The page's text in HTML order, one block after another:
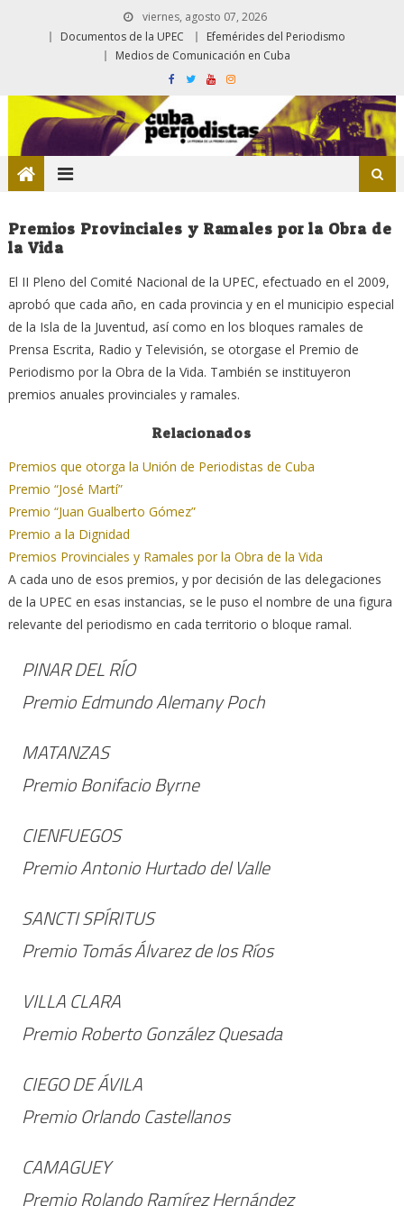
viernes, agosto 07, 2026
Documentos de la UPEC
Efemérides del Periodismo
Medios de Comunicación en Cuba
Premios Provinciales y Ramales por la Obra de
la Vida
El II Pleno del Comité Nacional de la UPEC, efectuado en el 2009,
aprobó que cada año, en cada provincia y en el municipio especial
de la Isla de la Juventud, así como en los bloques ramales de
Prensa Escrita, Radio y Televisión, se otorgase el Premio de
Periodismo por la Obra de la Vida. También se instituyeron
premios anuales provinciales y ramales.
Relacionados
Premios que otorga la Unión de Periodistas de Cuba
Premio “José Martí”
Premio “Juan Gualberto Gómez”
Premio a la Dignidad
Premios Provinciales y Ramales por la Obra de la Vida
A cada uno de esos premios, y por decisión de las delegaciones
de la UPEC en esas instancias, se le puso el nombre de una figura
relevante del periodismo en cada territorio o bloque ramal.
PINAR DEL RÍO
Premio Edmundo Alemany Poch
MATANZAS
Premio Bonifacio Byrne
CIENFUEGOS
Premio Antonio Hurtado del Valle
SANCTI SPÍRITUS
Premio Tomás Álvarez de los Ríos
VILLA CLARA
Premio Roberto González Quesada
CIEGO DE ÁVILA
Premio Orlando Castellanos
CAMAGUEY
Premio Rolando Ramírez Hernández